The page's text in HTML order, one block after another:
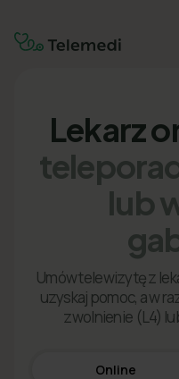
Lekarz
lub
Umów telewizytę z
uzyskaj pomoc, a w
zwolnienie (L4)
Online